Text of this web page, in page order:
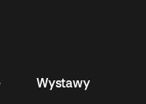
Wystawy